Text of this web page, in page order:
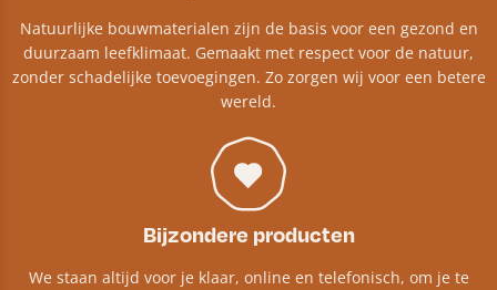
Natuurlijke bouwmaterialen zijn de basis voor een gezond en
duurzaam leefklimaat. Gemaakt met respect voor de natuur,
zonder schadelijke toevoegingen. Zo zorgen wij voor een betere
wereld.
Bijzondere producten
We staan altijd voor je klaar, online en telefonisch, om je te